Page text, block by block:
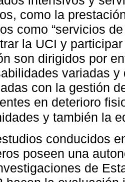
como la
como “servicios
la UCI y
son dirigidos por
variadas
con la gestión
en deterioro
y también la
conducidos
poseen una
de